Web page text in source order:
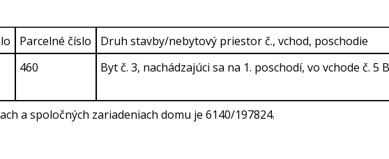
Parcelné číslo
Druh stavby/nebytový priestor č., vchod, poschodie
460 Byt č. 3, nachádzajúci sa na 1. poschodí, vo vchode č. 5
a spoločných zariadeniach domu je 6140/197824.